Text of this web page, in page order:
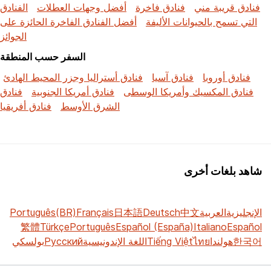
فنادق قريبة مني
فنادق فاخرة أفضل وجهات العطلات
الفنادق
التي تسمح بالحيوانات الأليفة
أفضل الفنادق الفاخرة الحائزة على
الجوائز
السفر حسب المنطقة
فنادق أوروبا
فنادق آسيا
فنادق أستراليا وجزر المحيط الهادئ
فنادق المكسيك وأمريكا الوسطى
فنادق أمريكا الجنوبية
فنادق
الشرق الأوسط
فنادق أفريقيا
شاهد بلغات أخرى
الإنجليزيةالعربية中文
Deutsch
日本語
Français
Português(BR)
Español
Italiano
Español (España)
Português
Türkçe
繁體
한국어هولنداไทย
Tiếng Việtاللغة الإندونيسيةРусскийبولسكي